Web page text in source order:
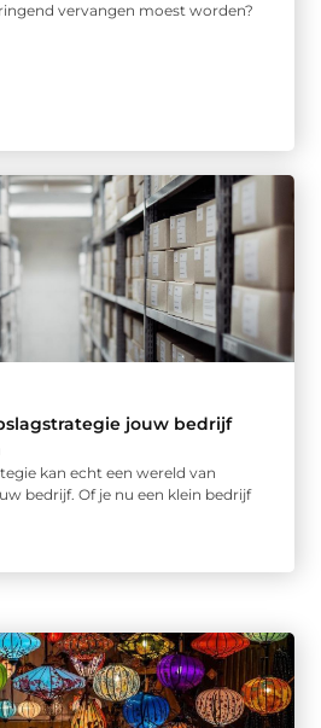
vervangen moest worden?
jouw bedrijf
kan echt een wereld van
bedrijf. Of je nu een klein bedrijf